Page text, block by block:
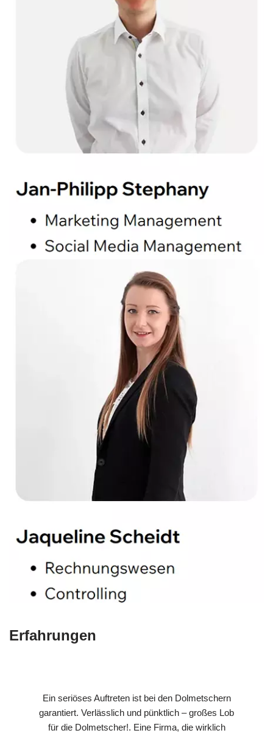
Erfahrungen
Ein seriöses Auftreten ist bei den Dolmetschern
garantiert. Verlässlich und pünktlich – großes Lob
für die Dolmetscher!. Eine Firma, die wirklich